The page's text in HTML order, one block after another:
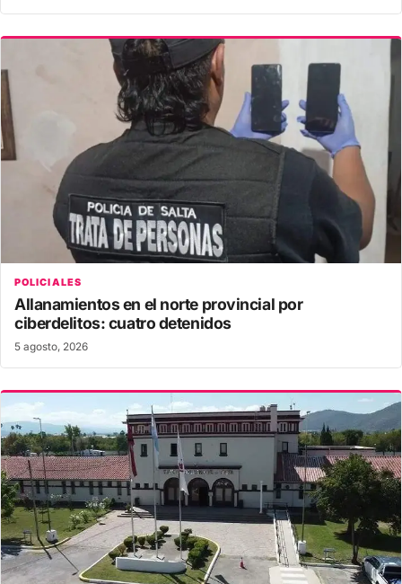
POLICIALES
Allanamientos en el norte provincial por
ciberdelitos: cuatro detenidos
5 agosto, 2026